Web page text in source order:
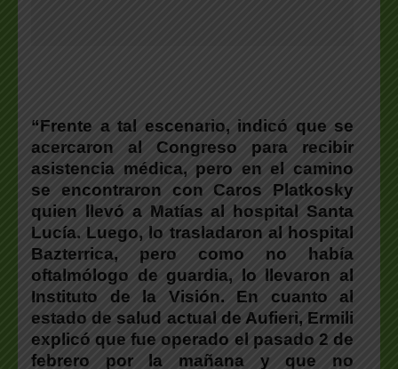
“Frente a tal escenario, indicó que se
acercaron al Congreso para recibir
asistencia médica, pero en el camino
se encontraron con Caros Platkosky
quien llevó a Matías al hospital Santa
Lucía. Luego, lo trasladaron al hospital
Bazterrica, pero como no había
oftalmólogo de guardia, lo llevaron al
Instituto de la Visión. En cuanto al
estado de salud actual de Aufieri, Ermili
explicó que fue operado el pasado 2 de
febrero por la mañana y que no